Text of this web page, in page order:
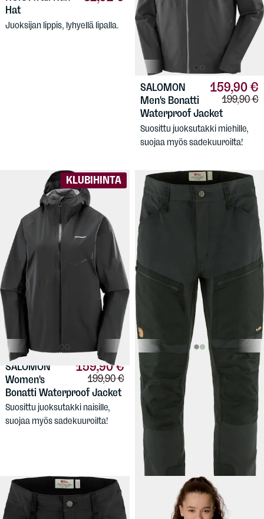
Hat
Juoksijan lippis, lyhyellä lipalla.
159,90 €
199,90 €
SALOMON
Men's Bonatti
Waterproof Jacket
Suosittu juoksutakki miehille,
suojaa myös sadekuuroilta!
KLUBIHINTA
159,90 €
Vertailuhinta:
199,90 €
SALOMON
Women's
Bonatti Waterproof Jacket
Suosittu juoksutakki naisille,
suojaa myös sadekuuroilta!
299 €
FJÄLLRÄVEN
Men's Keb Agile Winter
Trousers
Lämpimämmät softshell-
housut miehille, syksyyn ja
talveen. Retkeilijän ja ulkoilijan
valinta!